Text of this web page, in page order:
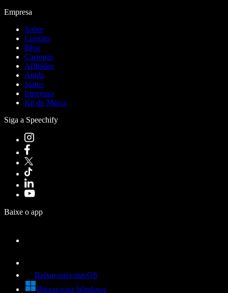
Empresa
Sobre
Contato
Blog
Carreiras
Afiliados
Ajuda
Status
Imprensa
Kit de Marca
Siga a Speechify
Baixe o app
Baixar para macOS
Baixar para Windows